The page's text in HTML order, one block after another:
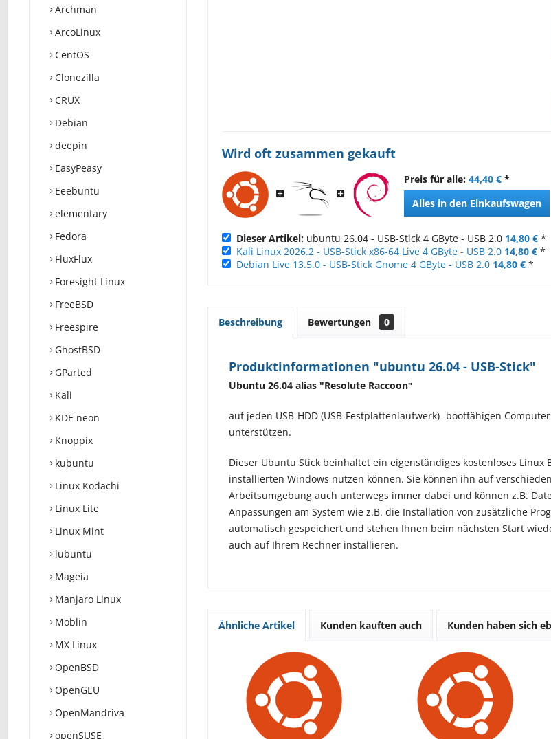
Archman
ArcoLinux
CentOS
Clonezilla
CRUX
Debian
deepin
EasyPeasy
Eeebuntu
elementary
Fedora
FluxFlux
Foresight Linux
FreeBSD
Freespire
GhostBSD
GParted
Kali
KDE neon
Knoppix
kubuntu
Linux Kodachi
Linux Lite
Linux Mint
lubuntu
Mageia
Manjaro Linux
Moblin
MX Linux
OpenBSD
OpenGEU
OpenMandriva
openSUSE
Wird oft zusammen gekauft
Preis für alle:44,40 € *
Alles in den Einkaufswagen
Dieser Artikel: ubuntu 26.04 - USB-Stick 4 GByte - USB 2.0 14,80 € *
Kali Linux 2026.2 - USB-Stick x86-64 Live 4 GByte - USB 2.0 14,80 € *
Debian Live 13.5.0 - USB-Stick Gnome 4 GByte - USB 2.0 14,80 € *
Beschreibung Bewertungen 0
Produktinformationen "ubuntu 26.04 - USB-Stick"
Ubuntu 26.04 alias "Resolute Raccoon"
auf jeden USB-HDD (USB-Festplattenlaufwerk) -bootfähigen
unterstützen.
Dieser Ubuntu Stick beinhaltet ein eigenständiges kostenloses
installierten Windows nutzen können. Sie können ihn auf
Arbeitsumgebung auch unterwegs immer dabei und können z.B.
Anpassungen am System wie z.B. die Installation von zusätzliche
automatisch gespeichert und stehen Ihnen beim nächsten Start
auch auf Ihrem Rechner installieren.
Ähnliche Artikel Kunden kauften auch Kunden haben sich